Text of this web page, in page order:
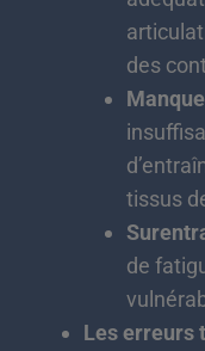
des
tissus
de
Les erreurs